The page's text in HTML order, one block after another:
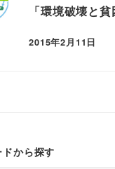
「環境破壊と貧
2015年2月11日
から探す